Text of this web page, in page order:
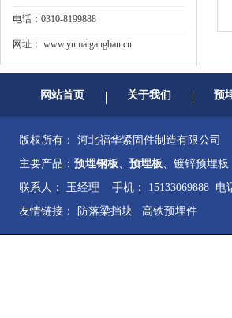
电话：0310-8199888
网址： www.yumaigangban.cn
网站首页 关于我们 预
版权所有： 河北福华紧固件制造有限公
主要产品：预埋钢板、预埋板、镀锌预埋
联系人： 玉经理 手机： 15133069888 电
友情链接： 防落梁挡块高铁预埋件